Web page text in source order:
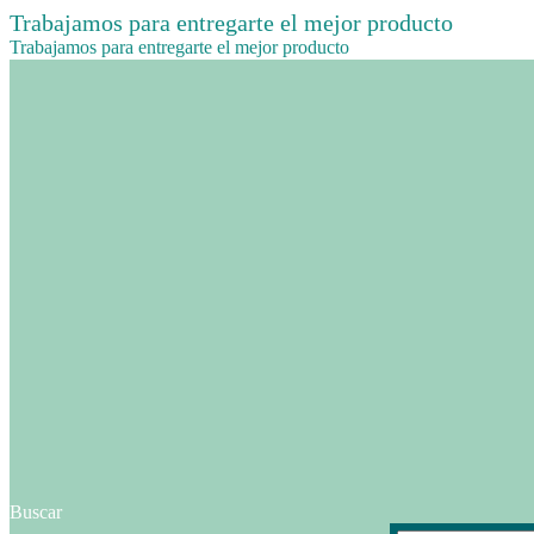
Trabajamos para entregarte el mejor producto
Trabajamos para entregarte el mejor producto
Buscar